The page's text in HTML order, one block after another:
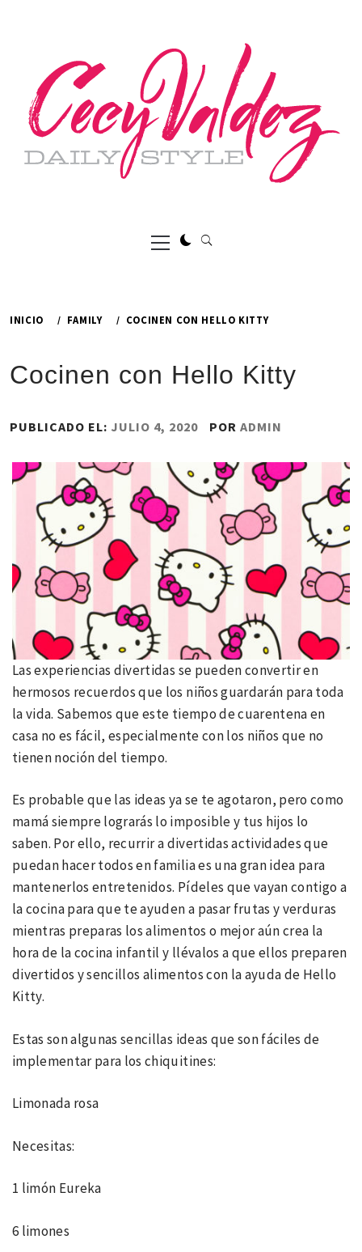
Menú
principal
INICIO FAMILY COCINEN CON HELLO KITTY
Cocinen con Hello Kitty
PUBLICADO EL: JULIO 4, 2020 POR ADMIN
Las experiencias divertidas se pueden convertir en
hermosos recuerdos que los niños guardarán para toda
la vida. Sabemos que este tiempo de cuarentena en
casa no es fácil, especialmente con los niños que no
tienen noción del tiempo.
Es probable que las ideas ya se te agotaron, pero como
mamá siempre lograrás lo imposible y tus hijos lo
saben. Por ello, recurrir a divertidas actividades que
puedan hacer todos en familia es una gran idea para
mantenerlos entretenidos. Pídeles que vayan contigo a
la cocina para que te ayuden a pasar frutas y verduras
mientras preparas los alimentos o mejor aún crea la
hora de la cocina infantil y llévalos a que ellos preparen
divertidos y sencillos alimentos con la ayuda de Hello
Kitty.
Estas son algunas sencillas ideas que son fáciles de
implementar para los chiquitines:
Limonada rosa
Necesitas:
1 limón Eureka
6 limones